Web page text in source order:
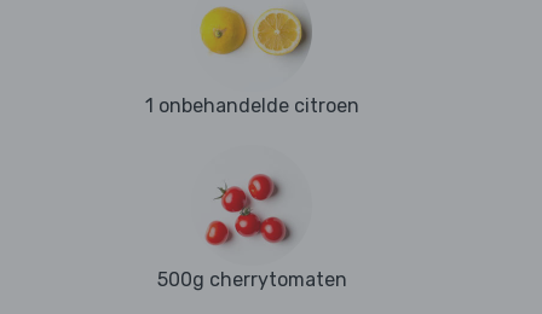
1 onbehandelde citroen
500g cherrytomaten